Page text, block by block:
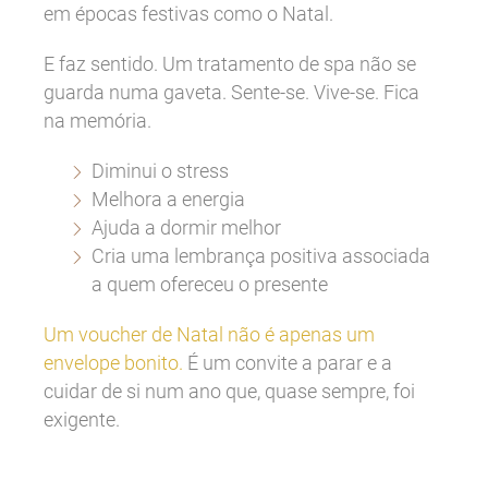
em épocas festivas como o Natal.
E faz sentido. Um tratamento de spa não se
guarda numa gaveta. Sente-se. Vive-se. Fica
na memória.
Diminui o stress
Melhora a energia
Ajuda a dormir melhor
Cria uma lembrança positiva associada
a quem ofereceu o presente
Um voucher de Natal não é apenas um
envelope bonito. É um convite a parar e a
cuidar de si num ano que, quase sempre, foi
exigente.